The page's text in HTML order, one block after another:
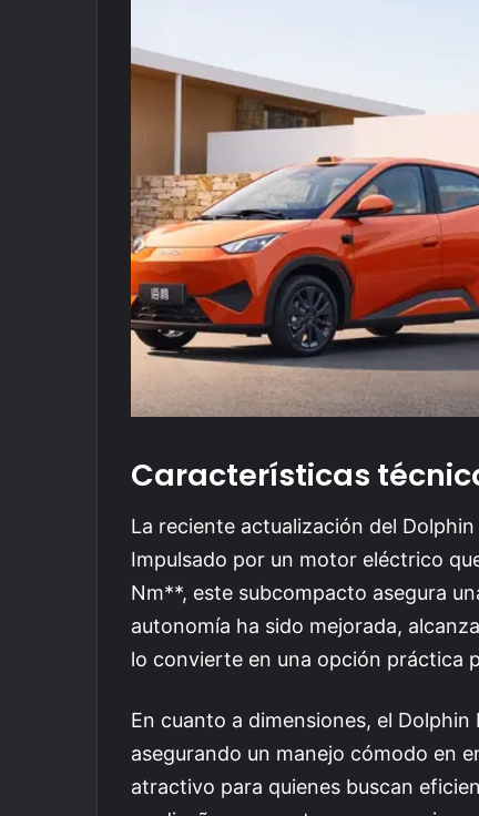
Características
La reciente actualización del
Impulsado por un motor eléctrico
Nm**, este subcompacto asegura
autonomía ha sido mejorada,
lo convierte en una opción práctica
En cuanto a dimensiones, el
asegurando un manejo cómodo en
atractivo para quienes buscan